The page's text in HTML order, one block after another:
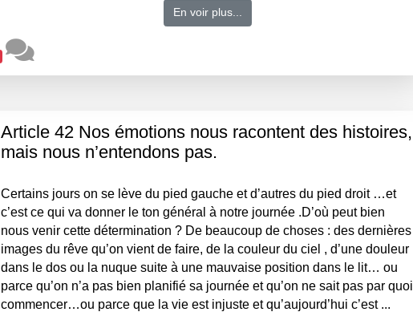
En voir plus...
Article 42 Nos émotions nous racontent des histoires,
mais nous n’entendons pas.
Certains jours on se lève du pied gauche et d’autres du pied droit …et
c’est ce qui va donner le ton général à notre journée .D’où peut bien
nous venir cette détermination ? De beaucoup de choses : des dernières
images du rêve qu’on vient de faire, de la couleur du ciel , d’une douleur
dans le dos ou la nuque suite à une mauvaise position dans le lit… ou
parce qu’on n’a pas bien planifié sa journée et qu’on ne sait pas par quoi
commencer…ou parce que la vie est injuste et qu’aujourd’hui c’est ...